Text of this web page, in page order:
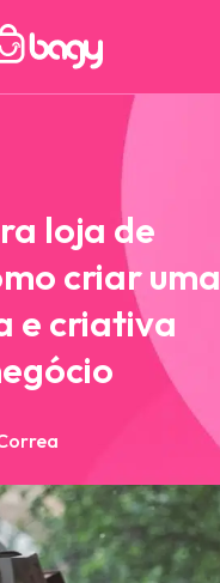
loja de
criar uma
e criativa